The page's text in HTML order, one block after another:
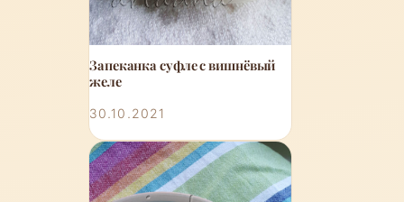
Запеканка суфле с вишнёвый
желе
30.10.2021